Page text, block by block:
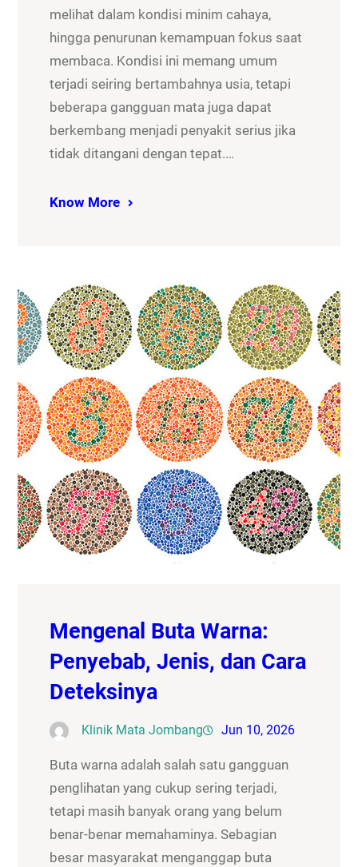
melihat dalam kondisi minim cahaya,
hingga penurunan kemampuan fokus saat
membaca. Kondisi ini memang umum
terjadi seiring bertambahnya usia, tetapi
beberapa gangguan mata juga dapat
berkembang menjadi penyakit serius jika
tidak ditangani dengan tepat.…
Know More
Mengenal Buta Warna:
Penyebab, Jenis, dan Cara
Deteksinya
Klinik Mata Jombang Jun 10, 2026
Buta warna adalah salah satu gangguan
penglihatan yang cukup sering terjadi,
tetapi masih banyak orang yang belum
benar-benar memahaminya. Sebagian
besar masyarakat menganggap buta